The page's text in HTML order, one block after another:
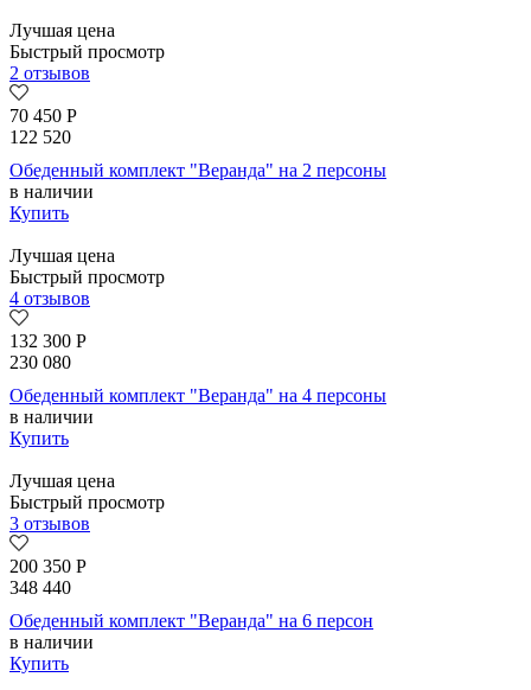
Лучшая цена
Быстрый просмотр
2 отзывов
70 450 Р
122 520
Обеденный комплект "Веранда" на 2 персоны
в наличии
Купить
Лучшая цена
Быстрый просмотр
4 отзывов
132 300 Р
230 080
Обеденный комплект "Веранда" на 4 персоны
в наличии
Купить
Лучшая цена
Быстрый просмотр
3 отзывов
200 350 Р
348 440
Обеденный комплект "Веранда" на 6 персон
в наличии
Купить